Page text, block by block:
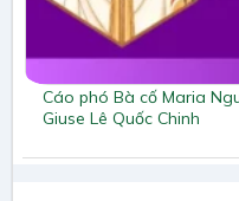
Cáo phó Bà cố Maria
Giuse Lê Quốc Chinh